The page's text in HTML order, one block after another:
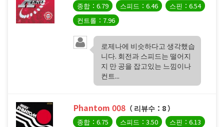
종합：6.79 스피드：6.46
스핀：6.54
컨트롤：7.96
로제나에 비슷하다고 생각했습
니다. 회전과 스피드는 떨어지
지 만 공을 잡고있는 느낌이나
컨트...
Phantom 008 （ 리뷰수：8 ）
종합：6.75 스피드：3.50
스핀：6.13